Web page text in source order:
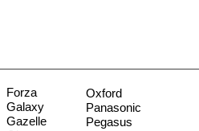
Forza
Galaxy
Gazelle
Oxford
Panasonic
Pegasus